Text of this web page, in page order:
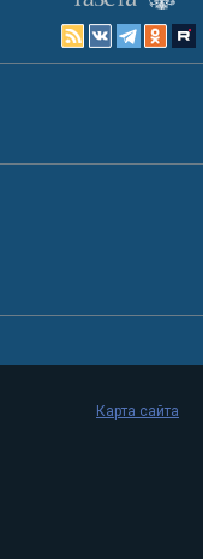
Карта сайта